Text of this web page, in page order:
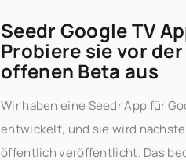
Seedr Google TV
Probiere sie vor der
offenen Beta aus
Wir haben eine Seedr App für
entwickelt, und sie wird
öffentlich veröffentlicht. Das